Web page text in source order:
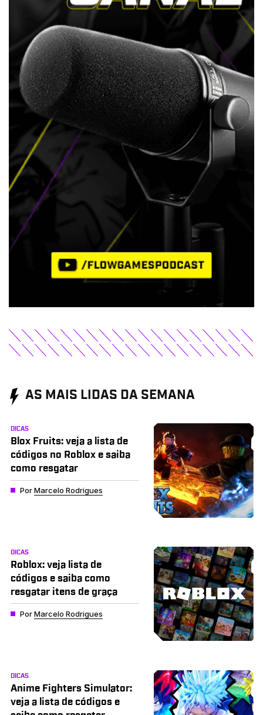
AS MAIS LIDAS DA SEMANA
DICAS
Blox Fruits: veja a lista de
códigos no Roblox e saiba
como resgatar
PorMarcelo Rodrigues
DICAS
Roblox: veja lista de
códigos e saiba como
resgatar itens de graça
PorMarcelo Rodrigues
DICAS
Anime Fighters Simulator:
veja a lista de códigos e